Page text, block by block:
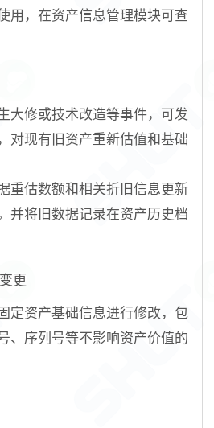
用，在资产信息管理模块可查
大修或技术改造等事件，可发
对现有旧资产重新估值和基础
重估数额和相关折旧信息更新
并将旧数据记录在资产历史档
更
定资产基础信息进行修改，包
、序列号等不影响资产价值的